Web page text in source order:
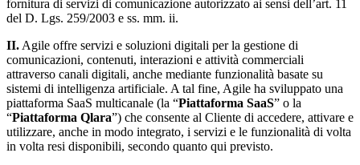
fornitura di servizi di comunicazione autorizzato ai sensi dell’art. 11
del D. Lgs. 259/2003 e ss. mm. ii.
II. Agile offre servizi e soluzioni digitali per la gestione di
comunicazioni, contenuti, interazioni e attività commerciali
attraverso canali digitali, anche mediante funzionalità basate su
sistemi di intelligenza artificiale. A tal fine, Agile ha sviluppato una
piattaforma SaaS multicanale (la “Piattaforma SaaS” o la
“Piattaforma Qlara”) che consente al Cliente di accedere, attivare e
utilizzare, anche in modo integrato, i servizi e le funzionalità di volta
in volta resi disponibili, secondo quanto qui previsto.